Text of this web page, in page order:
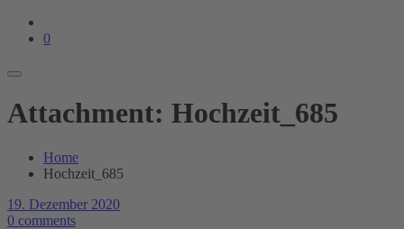
0
Attachment: Hochzeit_685
Home
Hochzeit_685
19. Dezember 2020
0 comments